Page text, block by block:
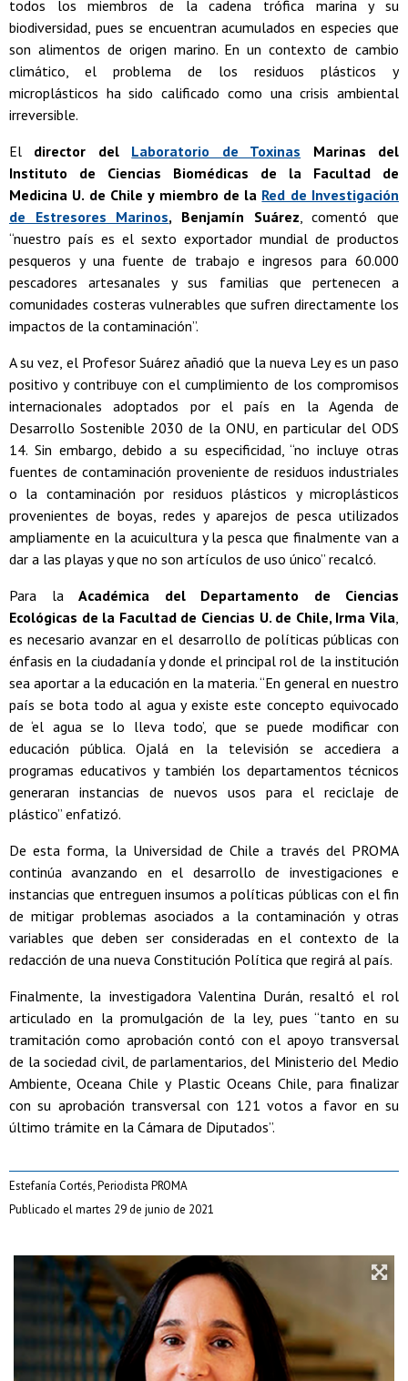
todos los miembros de la cadena trófica marina y su
biodiversidad, pues se encuentran acumulados en especies que
son alimentos de origen marino. En un contexto de cambio
climático, el problema de los residuos plásticos y
microplásticos ha sido calificado como una crisis ambiental
irreversible.
El director del Laboratorio de Toxinas Marinas del
Instituto de Ciencias Biomédicas de la Facultad de
Medicina U. de Chile y miembro de la Red de Investigación
de Estresores Marinos, Benjamín Suárez, comentó que
“nuestro país es el sexto exportador mundial de productos
pesqueros y una fuente de trabajo e ingresos para 60.000
pescadores artesanales y sus familias que pertenecen a
comunidades costeras vulnerables que sufren directamente los
impactos de la contaminación”.
A su vez, el Profesor Suárez añadió que la nueva Ley es un paso
positivo y contribuye con el cumplimiento de los compromisos
internacionales adoptados por el país en la Agenda de
Desarrollo Sostenible 2030 de la ONU, en particular del ODS
14. Sin embargo, debido a su especificidad, “no incluye otras
fuentes de contaminación proveniente de residuos industriales
o la contaminación por residuos plásticos y microplásticos
provenientes de boyas, redes y aparejos de pesca utilizados
ampliamente en la acuicultura y la pesca que finalmente van a
dar a las playas y que no son artículos de uso único” recalcó.
Para la Académica del Departamento de Ciencias
Ecológicas de la Facultad de Ciencias U. de Chile, Irma Vila,
es necesario avanzar en el desarrollo de políticas públicas con
énfasis en la ciudadanía y donde el principal rol de la institución
sea aportar a la educación en la materia. “En general en nuestro
país se bota todo al agua y existe este concepto equivocado
de ‘el agua se lo lleva todo’, que se puede modificar con
educación pública. Ojalá en la televisión se accediera a
programas educativos y también los departamentos técnicos
generaran instancias de nuevos usos para el reciclaje de
plástico” enfatizó.
De esta forma, la Universidad de Chile a través del PROMA
continúa avanzando en el desarrollo de investigaciones e
instancias que entreguen insumos a políticas públicas con el fin
de mitigar problemas asociados a la contaminación y otras
variables que deben ser consideradas en el contexto de la
redacción de una nueva Constitución Política que regirá al país.
Finalmente, la investigadora Valentina Durán, resaltó el rol
articulado en la promulgación de la ley, pues “tanto en su
tramitación como aprobación contó con el apoyo transversal
de la sociedad civil, de parlamentarios, del Ministerio del Medio
Ambiente, Oceana Chile y Plastic Oceans Chile, para finalizar
con su aprobación transversal con 121 votos a favor en su
último trámite en la Cámara de Diputados”.
Estefanía Cortés, Periodista PROMA
Publicado el martes 29 de junio de 2021